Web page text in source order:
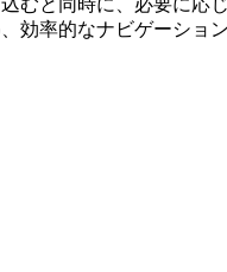
率的なナビゲーショ